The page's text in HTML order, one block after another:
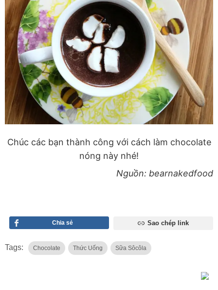
Chúc các bạn thành công với cách làm chocolate
nóng này nhé!
Nguồn: bearnakedfood
Chia sẻ Sao chép link
Tags: Chocolate Thức Uống Sữa Sôcôla